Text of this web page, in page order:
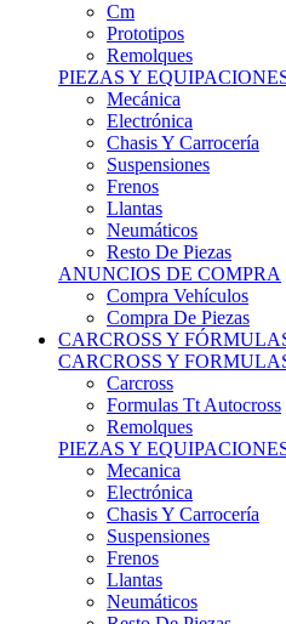
Remolques
PIEZAS Y EQUIPACIONES
Mecánica
Electrónica
Chasis Y Carrocería
Suspensiones
Frenos
Llantas
Neumáticos
Resto De Piezas
ANUNCIOS DE COMPRA
Compra Vehículos
Compra De Piezas
CARCROSS Y FÓRMULAS
CARCROSS Y
Carcross
Formulas Tt Autocross
Remolques
PIEZAS Y EQUIPACIONES
Mecanica
Electrónica
Chasis Y Carrocería
Suspensiones
Frenos
Llantas
Neumáticos
Resto De Piezas
Equipación Piloto